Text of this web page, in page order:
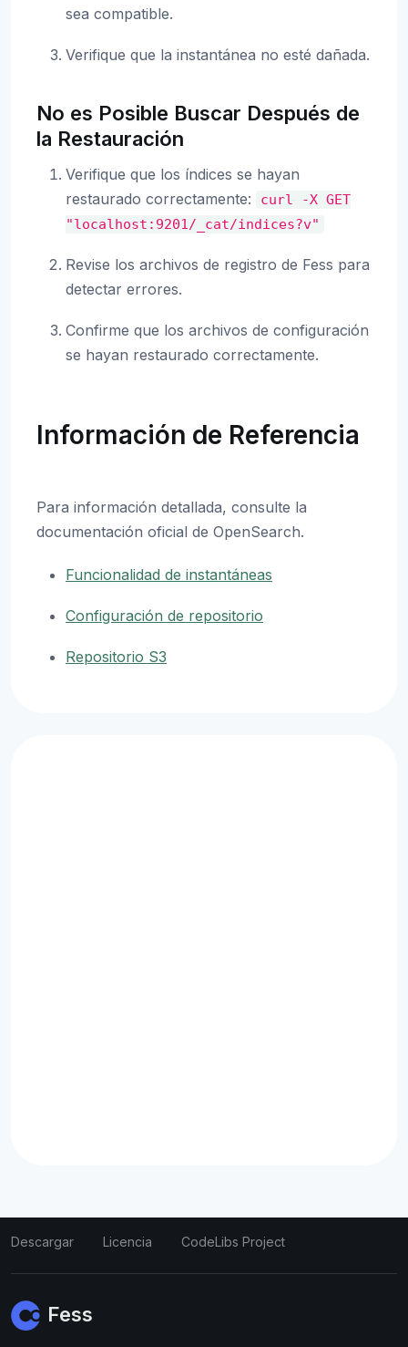
sea compatible.
Verifique que la instantánea no esté dañada.
No es Posible Buscar Después de
la Restauración
Verifique que los índices se hayan
restaurado correctamente:
curl -X GET
"localhost:9201/_cat/indices?v"
Revise los archivos de registro de Fess para
detectar errores.
Confirme que los archivos de configuración
se hayan restaurado correctamente.
Información de Referencia
Para información detallada, consulte la
documentación oficial de OpenSearch.
Funcionalidad de instantáneas
Configuración de repositorio
Repositorio S3
Descargar Licencia CodeLibs Project
Fess